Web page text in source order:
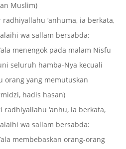
Muslim)
‘anhuma, ia berkata,
wa sallam bersabda:
menengok pada malam Nisfu
seluruh hamba-Nya kecuali
orang yang memutuskan
hadis hasan)
radhiyallahu ‘anhu, ia berkata,
wa sallam bersabda:
membebaskan orang-orang